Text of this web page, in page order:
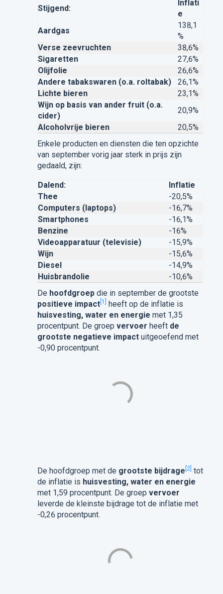
Stijgend:
Inflati
e
Aardgas
138,1
%
Verse zeevruchten
38,6%
Sigaretten
27,6%
Olijfolie
26,6%
Andere tabakswaren (o.a. roltabak)
26,1%
Lichte bieren
23,1%
Wijn op basis van ander fruit (o.a.
cider)
20,9%
Alcoholvrije bieren
20,5%
Enkele producten en diensten die ten opzichte
van september vorig jaar sterk in prijs zijn
gedaald, zijn:
Dalend:
Inflatie
Thee
-20,5%
Computers (laptops)
-16,7%
Smartphones
-16,1%
Benzine
-16%
Videoapparatuur (televisie)
-15,9%
Wijn
-15,6%
Diesel
-14,9%
Huisbrandolie
-10,6%
De hoofdgroep die in september de grootste
positieve impact[1]
heeft op de inflatie is
huisvesting, water en energie met 1,35
procentpunt. De groep vervoer heeft de
grootste negatieve impact uitgeoefend met
-0,90 procentpunt.
De hoofdgroep met de grootste bijdrage [2] tot
de inflatie is huisvesting, water en energie
met 1,59 procentpunt. De groep vervoer
leverde de kleinste bijdrage tot de inflatie met
-0,26 procentpunt.